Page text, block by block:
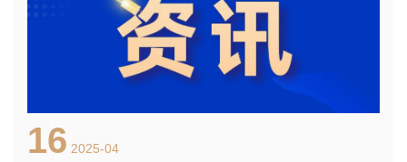
16 2025-04